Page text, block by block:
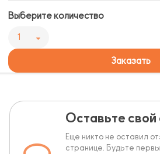
Выберите количество
1
Заказать
Оставьте свой
Еще никто не оставил
странице. Будьте